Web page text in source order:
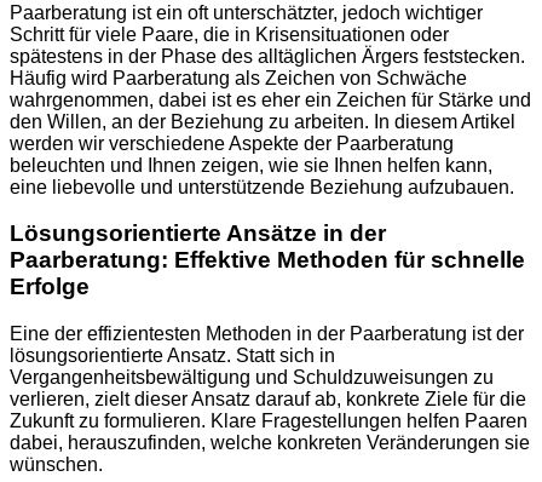
Paarberatung ist ein oft unterschätzter, jedoch wichtiger
Schritt für viele Paare, die in Krisensituationen oder
spätestens in der Phase des alltäglichen Ärgers feststecken.
Häufig wird Paarberatung als Zeichen von Schwäche
wahrgenommen, dabei ist es eher ein Zeichen für Stärke und
den Willen, an der Beziehung zu arbeiten. In diesem Artikel
werden wir verschiedene Aspekte der Paarberatung
beleuchten und Ihnen zeigen, wie sie Ihnen helfen kann,
eine liebevolle und unterstützende Beziehung aufzubauen.
Lösungsorientierte Ansätze in der
Paarberatung: Effektive Methoden für schnelle
Erfolge
Eine der effizientesten Methoden in der Paarberatung ist der
lösungsorientierte Ansatz. Statt sich in
Vergangenheitsbewältigung und Schuldzuweisungen zu
verlieren, zielt dieser Ansatz darauf ab, konkrete Ziele für die
Zukunft zu formulieren. Klare Fragestellungen helfen Paaren
dabei, herauszufinden, welche konkreten Veränderungen sie
wünschen.